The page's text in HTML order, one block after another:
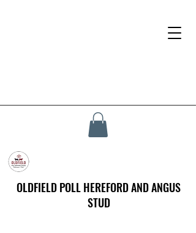
OLDFIELD POLL HEREFORD AND ANGUS
STUD